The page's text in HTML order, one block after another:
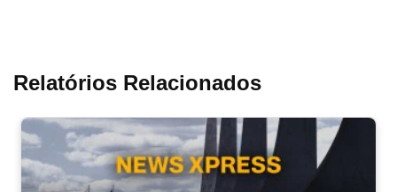
Relatórios Relacionados